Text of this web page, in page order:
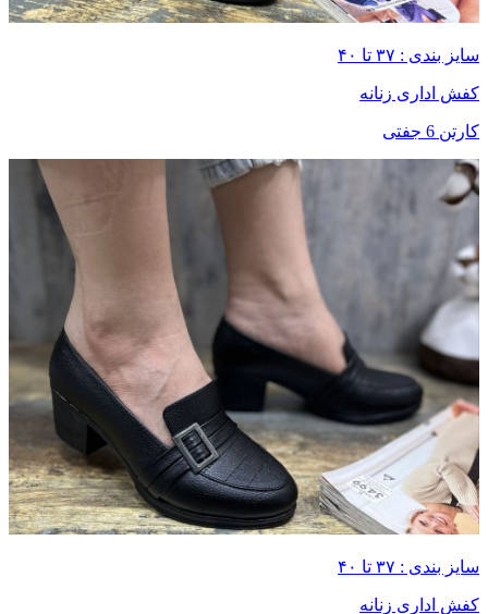
سایز بندی : ۳۷ تا ۴۰
کفش اداری زنانه
کارتن 6 جفتی
سایز بندی : ۳۷ تا ۴۰
کفش اداری زنانه